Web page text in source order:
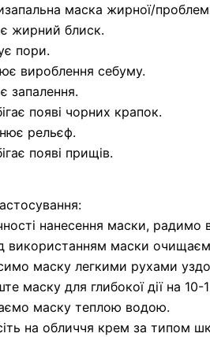
маска жирної/
жирний блиск.
пори.
вироблення себуму.
запалення.
появі чорних крапок.
рельєф.
появі прищів.
нанесення маски, радимо
використанням маски
маску легкими рухами
маску для глибокої дії на 10-
маску теплою водою.
на обличчя крем за типом